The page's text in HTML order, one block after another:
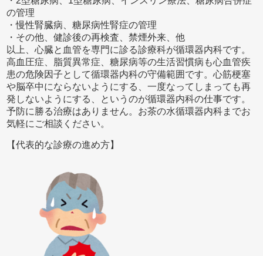
の管理
・慢性腎臓病、糖尿病性腎症の管理
・その他、健診後の再検査、禁煙外来、他
以上、心臓と血管を専門に診る診療科が循環器内科です。
高血圧症、脂質異常症、糖尿病等の生活習慣病も心血管疾
患の危険因子として循環器内科の守備範囲です。心筋梗塞
や脳卒中にならないようにする、一度なってしまっても再
発しないようにする、というのが循環器内科の仕事です。
予防に勝る治療はありません。お茶の水循環器内科までお
気軽にご相談ください。
【代表的な診療の進め方】